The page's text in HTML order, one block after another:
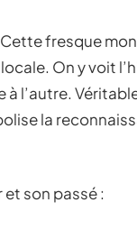
fresque
On y voit
à l’autre.
la
son passé :